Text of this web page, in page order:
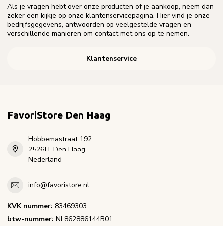
Als je vragen hebt over onze producten of je aankoop, neem dan
zeker een kijkje op onze klantenservicepagina. Hier vind je onze
bedrijfsgegevens, antwoorden op veelgestelde vragen en
verschillende manieren om contact met ons op te nemen.
Klantenservice
FavoriStore Den Haag
Hobbemastraat 192
2526JT Den Haag
Nederland
info@favoristore.nl
KVK nummer: 83469303
btw-nummer: NL862886144B01